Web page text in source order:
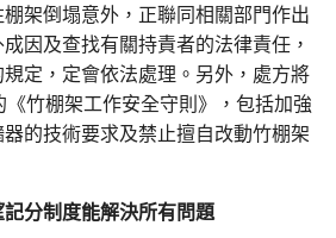
架倒塌意外，正聯同相關部門作出
因及查找有關持責者的法律責任，
定，定會依法處理。另外，處方將
竹棚架工作安全守則》，包括加強
的技術要求及禁止擅自改動竹棚架
分制度能解決所有問題